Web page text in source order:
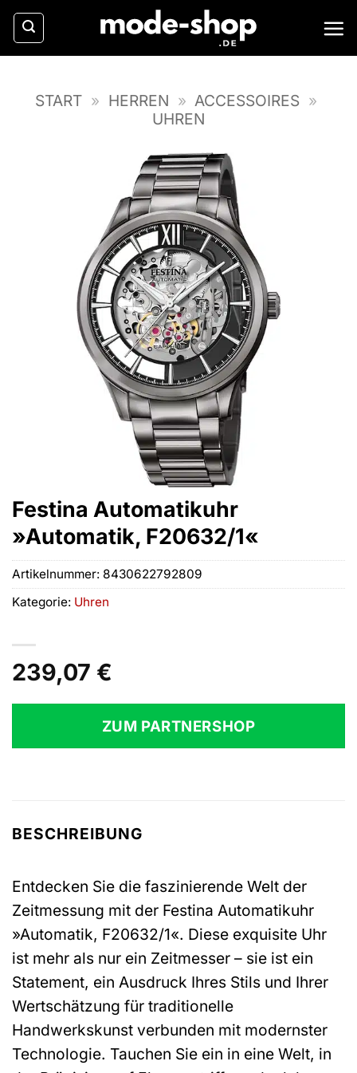
Zum
Inhalt
springen
START » HERREN » ACCESSOIRES »
UHREN
Festina Automatikuhr
»Automatik, F20632/1«
239,07 €
ZUM PARTNERSHOP
Artikelnummer: 8430622792809
Kategorie: Uhren
BESCHREIBUNG
Entdecken Sie die faszinierende Welt der
Zeitmessung mit der Festina Automatikuhr
»Automatik, F20632/1«. Diese exquisite Uhr
ist mehr als nur ein Zeitmesser – sie ist ein
Statement, ein Ausdruck Ihres Stils und Ihrer
Wertschätzung für traditionelle
Handwerkskunst verbunden mit modernster
Technologie. Tauchen Sie ein in eine Welt, in